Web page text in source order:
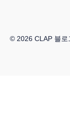
© 2026 CLAP 블로